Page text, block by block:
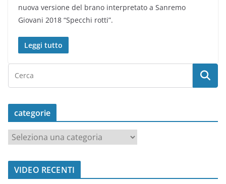
nuova versione del brano interpretato a Sanremo
Giovani 2018 “Specchi rotti”.
Leggi tutto
categorie
a
t
VIDEO RECENTI